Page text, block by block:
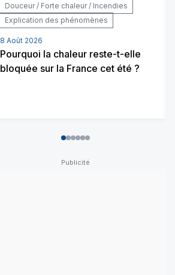
Douceur / Forte chaleur / Incendies
Explication des phénomènes
8 Août 2026
Pourquoi la chaleur reste-t-elle
bloquée sur la France cet été ?
012345